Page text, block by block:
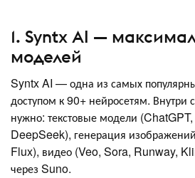
1. Syntx AI —
моделей
Syntx AI — одна из самых
доступом к 90+ нейросетям. Внутри
нужно: текстовые модели
DeepSeek), генерация
Flux), видео (Veo, Sora, Runway,
через Suno.